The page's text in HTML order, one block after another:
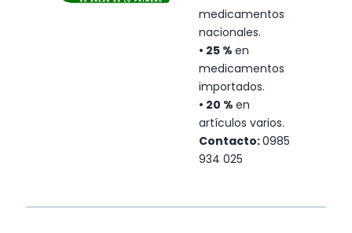
medicamentos
nacionales.
• 25 %en
medicamentos
importados.
• 20 %en
artículos varios.
Contacto:0985
934 025